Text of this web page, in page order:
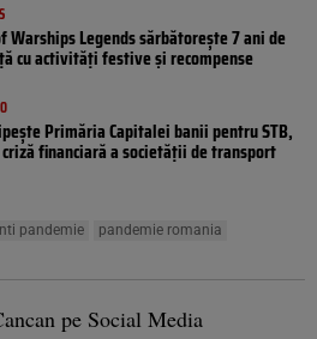
Warships Legends sărbătorește 7 ani de
cu activități festive și recompense
Primăria Capitalei banii pentru STB,
financiară a societății de transport
pandemie pandemie romania
pe Social Media